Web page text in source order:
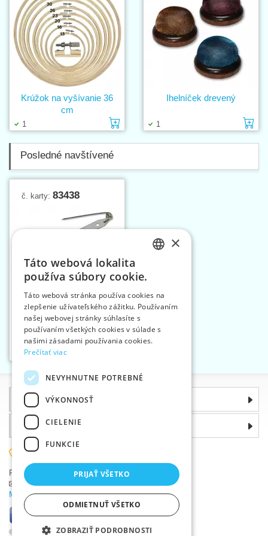
1 Vložiť do košíka
Krúžok na vyšívanie 36
cm
1
Ihelníček drevený
Posledné navštívené
č. karty: 83438
1
Špendlík zatvárací na
brošňu 38 mm
Informácie
©2026 Veľkoobchod textilnou galantériou VTC a.s., Uničov
Prečo si zvoliť práve nás
(+420) 585 051 217
Plzeňská 868, 783 91 Uničov, Česká republika
Položiť dotaz
Máte problémy s prihlásením ?
ENGLISH
GERMAN
×
Táto webová lokalita
používa súbory cookie.
Táto webová stránka používa cookies na
zlepšenie užívateľského zážitku. Používaním
našej webovej stránky súhlasíte s
používaním všetkých cookies v súlade s
našimi zásadami používania cookies.
Prečítať viac
NEVYHNUTNE POTREBNÉ
VÝKONNOSŤ
CIELENIE
FUNKCIE
PRIJAŤ VŠETKO
ODMIETNUŤ VŠETKO
ZOBRAZIŤ PODROBNOSTI